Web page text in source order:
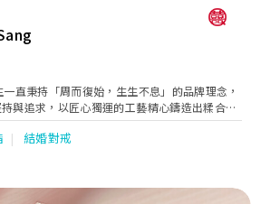
直秉持「周而復始，生生不息」的品牌理念，
與追求，以匠心獨運的工藝精心鑄造出糅合著
創意元素的珠寶作品，於不同場合全面迎合顧
無論人生中的任何時刻，周生生珠寶總能巧妙
結婚對戒